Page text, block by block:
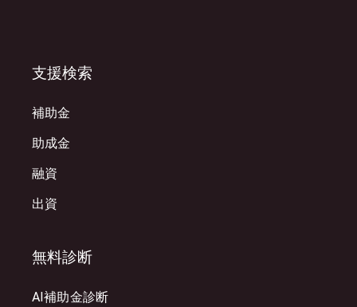
支援検索
補助金
助成金
融資
出資
無料診断
AI補助金診断